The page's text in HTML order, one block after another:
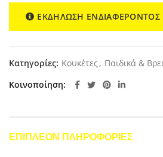
ΕΚΔΗΛΩΣΗ ΕΝΔΙΑΦΕΡΟΝΤΟΣ
Κατηγορίες: Κουκέτες , Παιδικά &
Κοινοποίηση
ΕΠΙΠΛΈΟΝ ΠΛΗΡΟΦΟΡΊΕΣ